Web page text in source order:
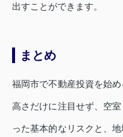
出すことができます。
まとめ
福岡市で不動産投資を始
高さだけに注目せず、空
った基本的なリスクと、